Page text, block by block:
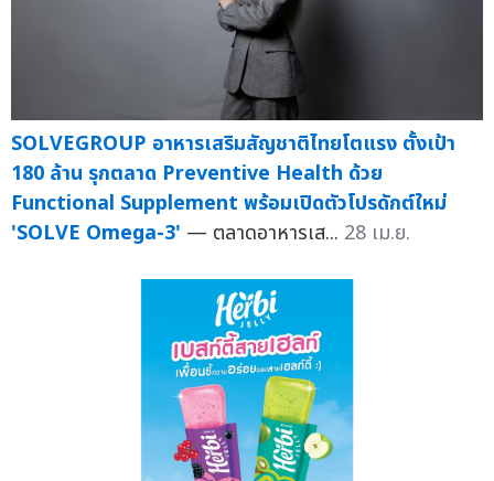
SOLVEGROUP อาหารเสริมสัญชาติไทยโตแรง ตั้งเป้า
180 ล้าน รุกตลาด Preventive Health ด้วย
Functional Supplement พร้อมเปิดตัวโปรดักต์ใหม่
'SOLVE Omega-3' — ตลาดอาหารเส... 28 เม.ย.